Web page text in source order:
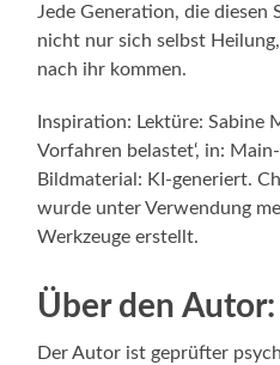
Jede Generation, die diesen
nicht nur sich selbst
nach ihr kommen.
Inspiration: Lektüre: Sabine
Vorfahren belastet‘, in:
Bildmaterial: KI-generiert.
wurde unter Verwendung
Werkzeuge erstellt.
Über den Autor:
Der Autor ist geprüfter